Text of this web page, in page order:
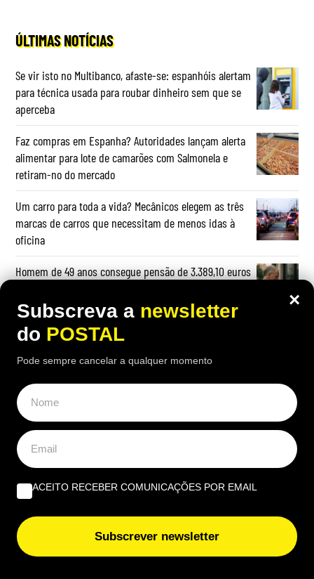
ÚLTIMAS NOTÍCIAS
Se vir isto no Multibanco, afaste-se: espanhóis alertam
para técnica usada para roubar dinheiro sem que se
aperceba
Faz compras em Espanha? Autoridades lançam alerta
alimentar para lote de camarões com Salmonela e
retiram-no do mercado
Um carro para toda a vida? Mecânicos elegem as três
marcas de carros que necessitam de menos idas à
oficina
Homem de 49 anos consegue pensão de 3.389,10 euros
reconhecida incapacidade permanente após Segurança
Social a ter recusado: tribunal teve decisão final
Mulher divorcia-se e recebe 45 mil euros do ex-marido
por 15 anos de trabalho doméstico: tribunal teve
‘palavra final’
OPINIÃO
| Por Virgílio Machado
O que fazer quando tudo arde? Impedir os bombeiros
×
Subscreva a newsletter
do POSTAL
Pode sempre cancelar a qualquer momento
ACEITO RECEBER COMUNICAÇÕES POR EMAIL
Subscrever newsletter